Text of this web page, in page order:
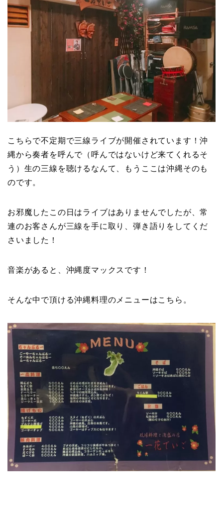
こちらで不定期で三線ライブが開催されています！沖
縄から奏者を呼んで（呼んではないけど来てくれるそ
う）生の三線を聴けるなんて、もうここは沖縄そのも
のです。
お邪魔したこの日はライブはありませんでしたが、常
連のお客さんが三線を手に取り、弾き語りをしてくだ
さいました！
音楽があると、沖縄度マックスです！
そんな中で頂ける沖縄料理のメニューはこちら。